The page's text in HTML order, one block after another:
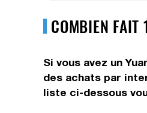
COMBIEN FAIT
Si vous avez un
des achats par
liste ci-dessous